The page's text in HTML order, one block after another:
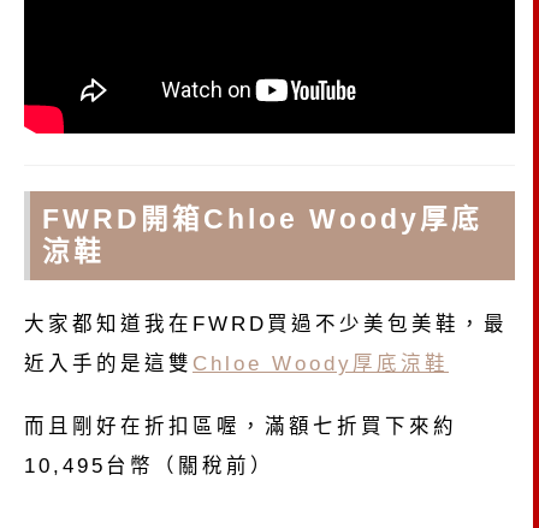
FWRD開箱Chloe Woody厚底
涼鞋
大家都知道我在FWRD買過不少美包美鞋，最
近入手的是這雙 Chloe Woody厚底涼鞋
而且剛好在折扣區喔，滿額七折買下來約
10,495台幣（關稅前）